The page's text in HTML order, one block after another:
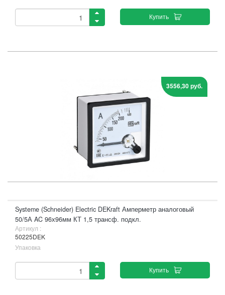
Купить
3556,30 руб.
Systeme (Schneider) Electric DEKraft Амперметр аналоговый
50/5А AC 96х96мм КТ 1,5 трансф. подкл.
Артикул :
50225DEK
Упаковка
Купить